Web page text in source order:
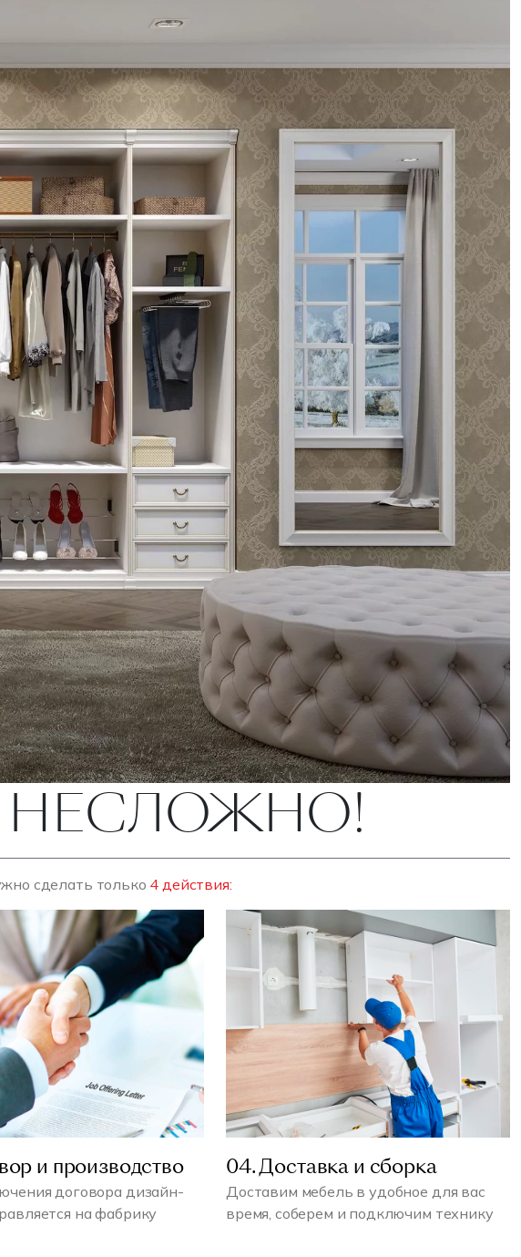
НЕСЛОЖНО!
сделать только 4 действия:
и производство
договора дизайн-
на фабрику
04. Доставка и сборка
Доставим мебель в удобное для вас
время, соберем и подключим технику